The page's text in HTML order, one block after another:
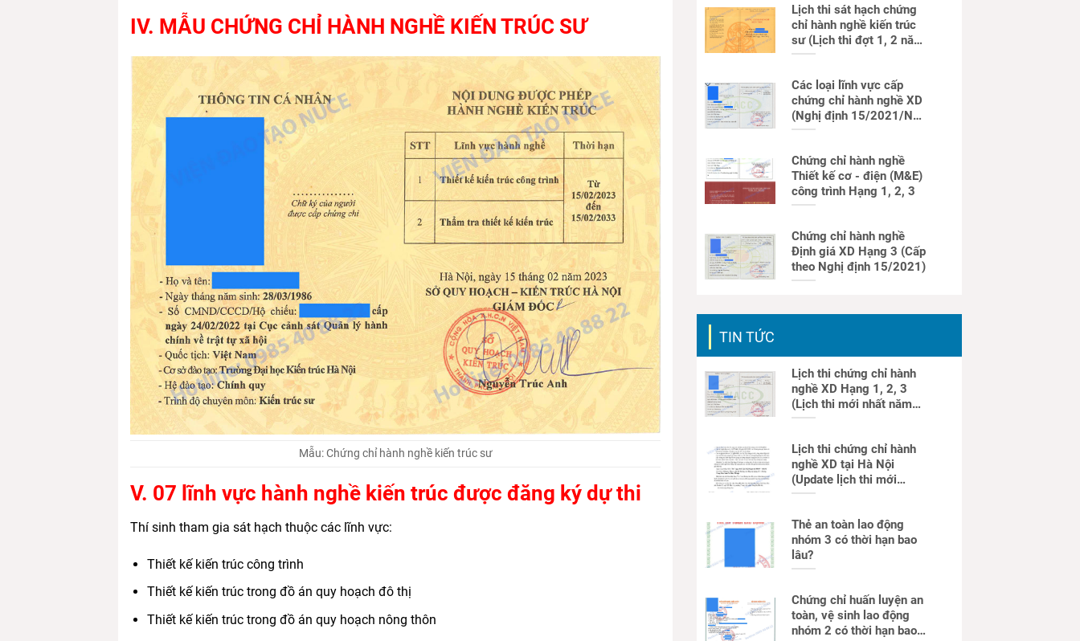
IV. MẪU CHỨNG CHỈ HÀNH NGHỀ KIẾN TRÚC SƯ
Mẫu: Chứng chỉ hành nghề kiến trúc sư
V. 07 lĩnh vực hành nghề kiến trúc được đăng ký dự thi
Thí sinh tham gia sát hạch thuộc các lĩnh vực:
Thiết kế kiến trúc công trình
Thiết kế kiến trúc trong đồ án quy hoạch đô thị
Thiết kế kiến trúc trong đồ án quy hoạch nông thôn
Lịch thi sát hạch chứng
chỉ hành nghề kiến trúc
sư (Lịch thi đợt 1, 2 năm
2026)
Các loại lĩnh vực cấp
chứng chỉ hành nghề XD
(Nghị định 15/2021/NĐ-
CP)
Chứng chỉ hành nghề
Thiết kế cơ - điện (M&E)
công trình Hạng 1, 2, 3
Chứng chỉ hành nghề
Định giá XD Hạng 3 (Cấp
theo Nghị định 15/2021)
TIN TỨC
Lịch thi chứng chỉ hành
nghề XD Hạng 1, 2, 3
(Lịch thi mới nhất năm
2025)
Lịch thi chứng chỉ hành
nghề XD tại Hà Nội
(Update lịch thi mới
nhất)
Thẻ an toàn lao động
nhóm 3 có thời hạn bao
lâu?
Chứng chỉ huấn luyện an
toàn, vệ sinh lao động
nhóm 2 có thời hạn bao